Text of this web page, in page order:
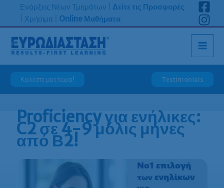
Μετάβαση
περιεχόμενο
Ενάρξεις Νέων Τμημάτων
Δείτε τις Προσφορές
Χρήσιμα Online Μαθήματα
Καλέστε μας τώρα! Testimonials
Proficiency για ενήλικες:
C2 σε 4-9 μόλις μήνες
από Β2!